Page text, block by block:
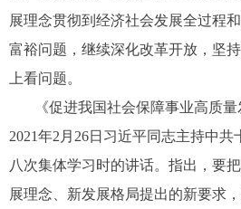
展理念贯彻到经济社会发展全过程
富裕问题，继续深化改革开放，坚
上看问题。
《促进我国社会保障事业高质
2021年2月26日习近平同志主持中
八次集体学习时的讲话。指出，要
展理念、新发展格局提出的新要求